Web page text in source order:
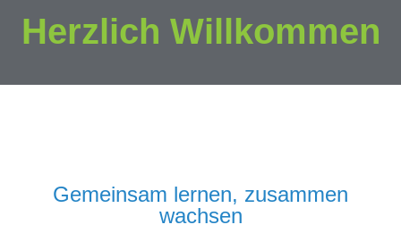
Herzlich Willkommen
Gemeinsam lernen, zusammen
wachsen